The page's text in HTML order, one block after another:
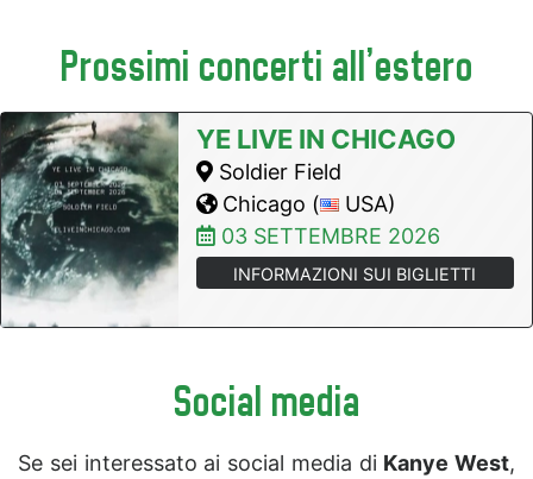
Prossimi concerti all'estero
YE LIVE IN CHICAGO
Soldier Field
Chicago (
USA)
03 SETTEMBRE 2026
INFORMAZIONI SUI BIGLIETTI
Social media
Se sei interessato ai social media di Kanye West,